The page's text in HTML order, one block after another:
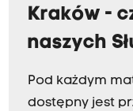
Kraków -
naszych
Pod każdym
dostępny jest